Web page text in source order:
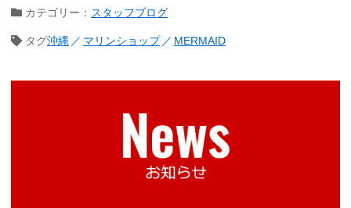
カテゴリー： スタッフブログ
タグ沖縄 マリンショップ MERMAID